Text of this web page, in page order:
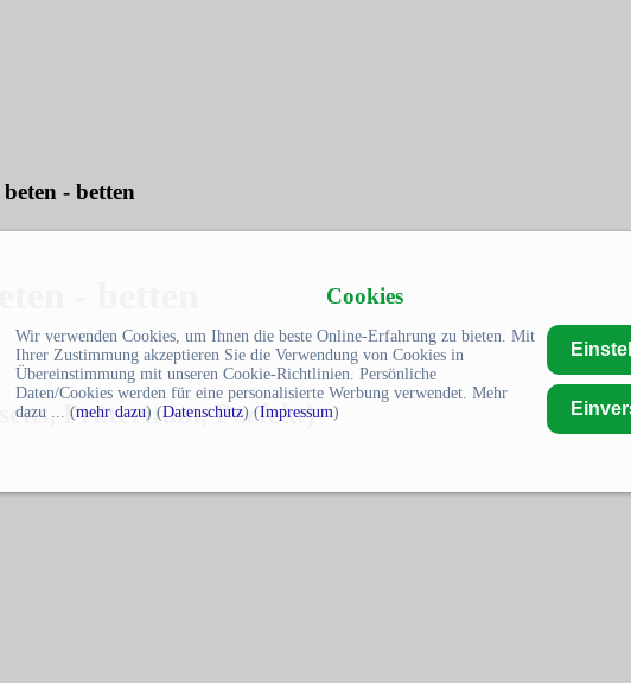
Cookies
Wir verwenden Cookies, um Ihnen die beste Online-Erfahrung zu bieten. Mit
Ihrer Zustimmung akzeptieren Sie die Verwendung von Cookies in
Übereinstimmung mit unseren Cookie-Richtlinien. Persönliche
Daten/Cookies werden für eine personalisierte Werbung verwendet. Mehr
dazu ... (mehr dazu) (Datenschutz) (Impressum)
- betten
- betten
Präteritum, Perfekt)